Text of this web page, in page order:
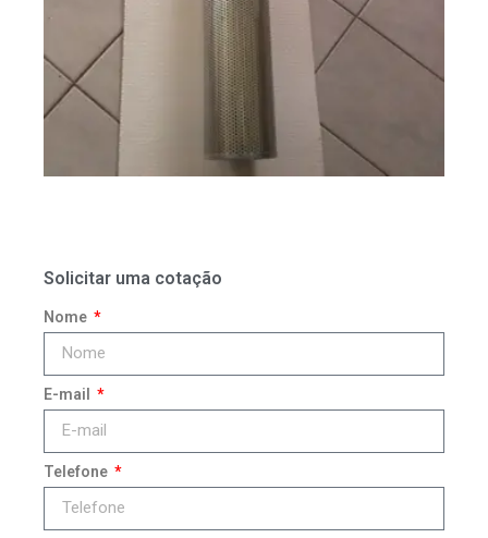
Solicitar uma cotação
Nome
E-mail
Telefone